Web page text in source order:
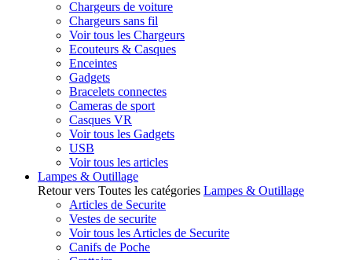
Chargeurs de voiture
Chargeurs sans fil
Voir tous les Chargeurs
Ecouteurs & Casques
Enceintes
Gadgets
Bracelets connectes
Cameras de sport
Casques VR
Voir tous les Gadgets
USB
Voir tous les articles
Lampes & Outillage
Retour vers Toutes les catégories Lampes & Outillage
Articles de Securite
Vestes de securite
Voir tous les Articles de Securite
Canifs de Poche